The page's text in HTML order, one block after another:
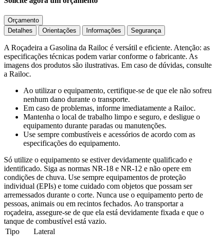
Orçamento
Detalhes
Orientações Informações Segurança
A Roçadeira a Gasolina da Railoc é versátil e eficiente. Atenção: as
especificações técnicas podem variar conforme o fabricante. As
imagens dos produtos são ilustrativas. Em caso de dúvidas, consulte
a Railoc.
Ao utilizar o equipamento, certifique-se de que ele não sofreu
nenhum dano durante o transporte.
Em caso de problemas, informe imediatamente a Railoc.
Mantenha o local de trabalho limpo e seguro, e desligue o
equipamento durante paradas ou manutenções.
Use sempre combustíveis e acessórios de acordo com as
especificações do equipamento.
Só utilize o equipamento se estiver devidamente qualificado e
identificado. Siga as normas NR-18 e NR-12 e não opere em
condições de chuva. Use sempre equipamentos de proteção
individual (EPIs) e tome cuidado com objetos que possam ser
arremessados durante o corte. Nunca use o equipamento perto de
pessoas, animais ou em recintos fechados. Ao transportar a
roçadeira, assegure-se de que ela está devidamente fixada e que o
tanque de combustível está vazio.
Tipo
Lateral